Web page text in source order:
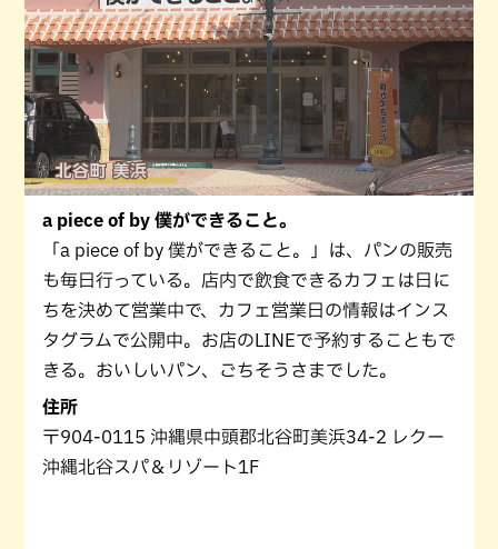
a piece of by 僕ができること。
「a piece of by 僕ができること。」は、パンの販売
も毎日行っている。店内で飲食できるカフェは日に
ちを決めて営業中で、カフェ営業日の情報はインス
タグラムで公開中。お店のLINEで予約することもで
きる。おいしいパン、ごちそうさまでした。
住所
〒904-0115 沖縄県中頭郡北谷町美浜34-2 レクー
沖縄北谷スパ＆リゾート1F